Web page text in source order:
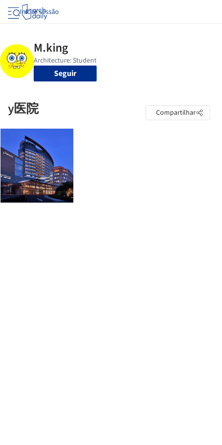
Iniciar sessão
Seguir
y医院 Compartilhar